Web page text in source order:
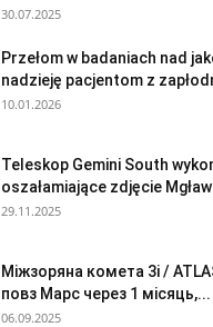
30.07.2025
Przełom w badaniach nad
nadzieję pacjentom z
10.01.2026
Teleskop Gemini South
oszałamiające zdjęcie
29.11.2025
Міжзоряна комета 3i /
повз Марс через 1 місяць,...
06.09.2025